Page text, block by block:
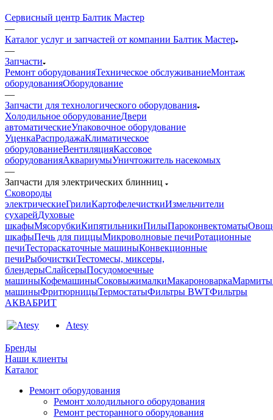
Сервисный центр Балтик Мастер
—
Каталог услуг и запчастей от компании Балтик Мастер
—
Запчасти
Ремонт оборудованияТехническое обслуживаниеМонтаж
оборудованияОборудование
—
Запчасти для технологического оборудования
Холодильное оборудованиеДвери
автоматическиеУпаковочное оборудование
УценкаРаспродажаКлиматическое
оборудованиеВентиляцияКассовое
оборудованияАквариумыУничтожитель насекомых
—
Запчасти для электрических блинниц
Cковороды
электрическиеГрилиКартофелечисткиИзмельчители
сухарейДуховые
шкафыМясорубкиКипятильникиПилыПароконвектоматы
шкафыПечь для пиццыМикроволновые печиРотационные
печиТестораскаточные машиныКонвекционные
печиРыбочисткиТестомесы, миксеры,
блендерыСлайсерыПосудомоечные
машиныКофемашиныСоковыжималкиМакароноваркаМармиты
машиныФритюрницыТермостатыФильтры BWTФильтры
АКВАБРИТ
Atesy
Бренды
Наши клиенты
Каталог
Ремонт оборудования
Ремонт холодильного оборудования
Ремонт ресторанного оборудования